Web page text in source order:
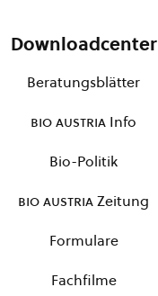
Downloadcenter
Beratungsblätter
bio austria Info
Bio-Politik
bio austriaZeitung
Formulare
Fachfilme